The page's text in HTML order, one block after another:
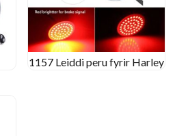
1157 Leiddi peru fyrir Harley